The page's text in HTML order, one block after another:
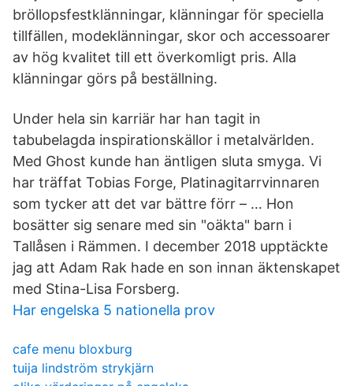
bröllopsfestklänningar, klänningar för speciella
tillfällen, modeklänningar, skor och accessoarer
av hög kvalitet till ett överkomligt pris. Alla
klänningar görs på beställning.
Under hela sin karriär har han tagit in
tabubelagda inspirationskällor i metalvärlden.
Med Ghost kunde han äntligen sluta smyga. Vi
har träffat Tobias Forge, Platinagitarrvinnaren
som tycker att det var bättre förr – … Hon
bosätter sig senare med sin "oäkta" barn i
Tallåsen i Rämmen. I december 2018 upptäckte
jag att Adam Rak hade en son innan äktenskapet
med Stina-Lisa Forsberg.
Har engelska 5 nationella prov
cafe menu bloxburg
tuija lindström strykjärn